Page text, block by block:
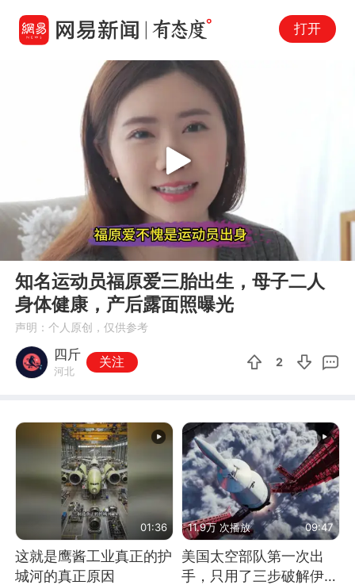
打开
00:00 02:57
Play
知名运动员福原爱三胎出生，母子二人
身体健康，产后露面照曝光
声明：个人原创，仅供参考
四斤
河北
关注 2
01:36
这就是鹰酱工业真正的护
城河的真正原因
11.9万 次播放 09:47
美国太空部队第一次出
手，只用了三步破解伊朗